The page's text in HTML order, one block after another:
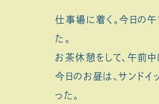
仕事場に着く。今日の
た。
お茶休憩をして、午前
今日のお昼は、サンド
った。